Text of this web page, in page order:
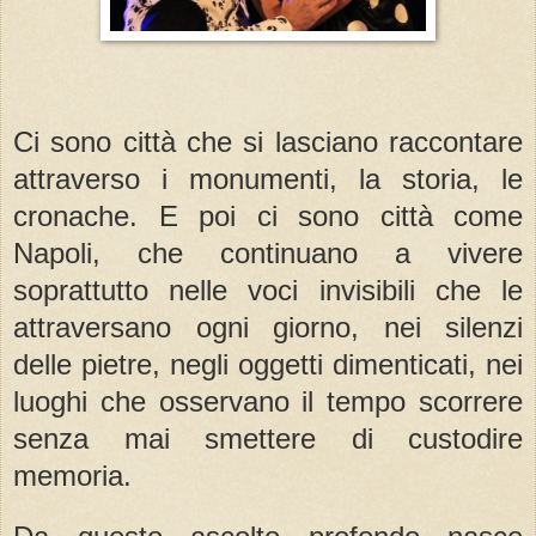
Ci sono città che si lasciano raccontare
attraverso i monumenti, la storia, le
cronache. E poi ci sono città come
Napoli, che continuano a vivere
soprattutto nelle voci invisibili che le
attraversano ogni giorno, nei silenzi
delle pietre, negli oggetti dimenticati, nei
luoghi che osservano il tempo scorrere
senza mai smettere di custodire
memoria.